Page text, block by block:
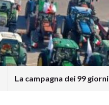
La campagna dei 99 giorni